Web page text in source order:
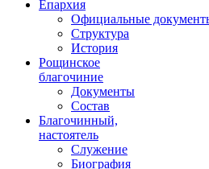
Епархия
Официальные
Структура
История
Рощинское
благочиние
Документы
Состав
Благочинный,
настоятель
Служение
Биография